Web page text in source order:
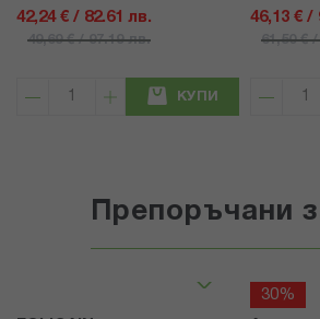
42,24 € / 82.61 лв.
49,69 € / 97.19 лв.
КУПИ
46,13 € /
61,50 €
Препоръчани
30%